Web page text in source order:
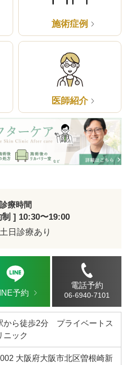
施術症例
医師紹介
診療時間
] 10:30〜19:00
土日診療あり
予約
電話予約
06-6940-7101
から徒歩2分 プライベートス
ニック
大阪府大阪市北区曽根崎新